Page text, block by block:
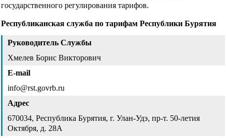
государственного регулирования тарифов.
Республиканская служба по тарифам Республики Бурятия
Руководитель Службы
Хмелев Борис Викторович
E-mail
info@rst.govrb.ru
Адрес
670034, Республика Бурятия, г. Улан-Удэ, пр-т. 50-летия
Октября, д. 28А